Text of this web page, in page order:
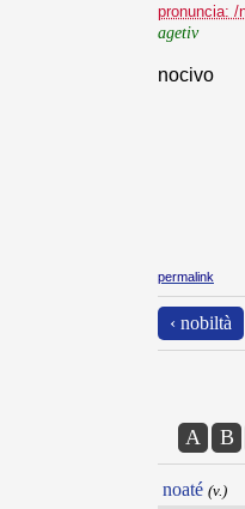
pronuncia: /
agetiv
nocivo
permalink
‹ nobiltà
A B
noaté (v.)